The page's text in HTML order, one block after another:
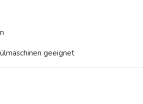
geeignet